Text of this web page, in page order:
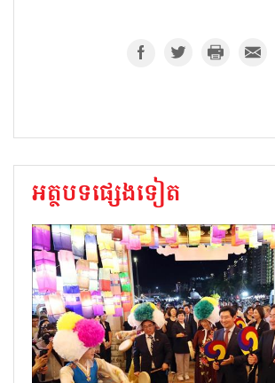
អត្ថបទផ្សេងទៀត